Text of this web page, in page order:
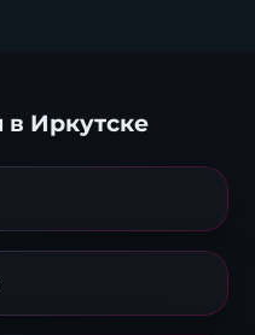
в Иркутске